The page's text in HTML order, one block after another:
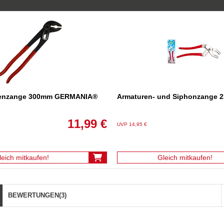
300mm GERMANIA®
11,99 €
mitkaufen!
Armaturen- und Siphonzange
UVP 14,95 €
Gleich mitkaufen!
BEWERTUNGEN(3)